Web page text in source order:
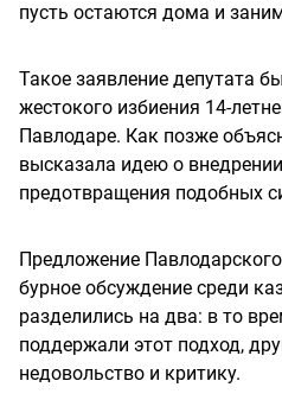
пусть остаются дома и
Такое заявление депутата
жестокого избиения 14-
Павлодаре. Как позже
высказала идею о
предотвращения подобных
Предложение
бурное обсуждение среди
разделились на два: в то
поддержали этот подход,
недовольство и критику.